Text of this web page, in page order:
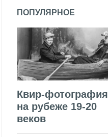
ПОПУЛЯРНОЕ
Квир-фотография
на рубеже 19-20
веков